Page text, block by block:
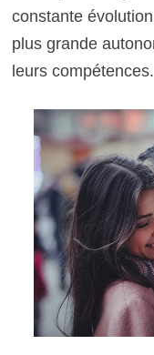
constante
plus grande
leurs compétences.